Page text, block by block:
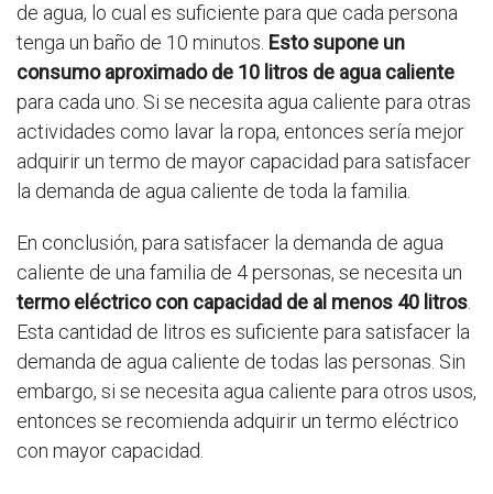
de agua, lo cual es suficiente para que cada persona
tenga un baño de 10 minutos. Esto supone un
consumo aproximado de 10 litros de agua caliente
para cada uno. Si se necesita agua caliente para otras
actividades como lavar la ropa, entonces sería mejor
adquirir un termo de mayor capacidad para satisfacer
la demanda de agua caliente de toda la familia.
En conclusión, para satisfacer la demanda de agua
caliente de una familia de 4 personas, se necesita un
termo eléctrico con capacidad de al menos 40 litros
Esta cantidad de litros es suficiente para satisfacer la
demanda de agua caliente de todas las personas. Sin
embargo, si se necesita agua caliente para otros usos,
entonces se recomienda adquirir un termo eléctrico
con mayor capacidad.